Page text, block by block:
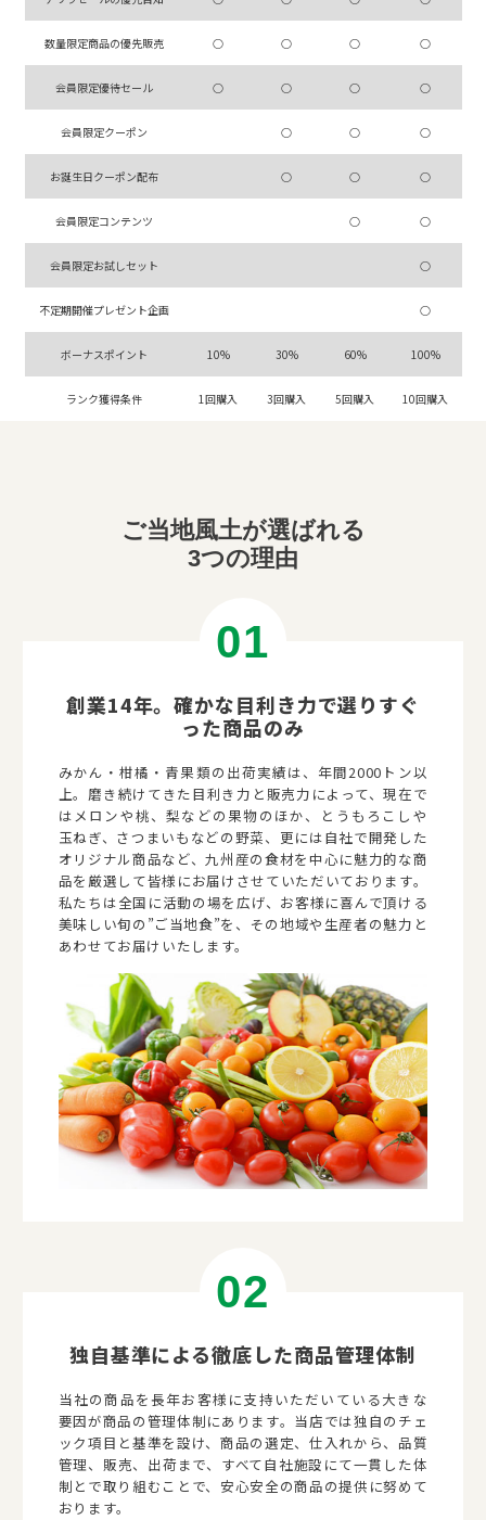
数量限定商品の優先販売 ○ ○ ○ ○
会員限定優待セール ○ ○ ○ ○
会員限定クーポン ○ ○ ○
お誕生日クーポン配布 ○ ○ ○
会員限定コンテンツ ○ ○
会員限定お試しセット ○
不定期開催プレゼント企画 ○
ボーナスポイント 10% 30% 60% 100%
ランク獲得条件 1回購入 3回購入 5回購入 10回購入
ご当地風土が選ばれる
3つの理由
創業14年。確かな目利き力で選りすぐ
った商品のみ
みかん・柑橘・青果類の出荷実績は、年間2000トン以
上。磨き続けてきた目利き力と販売力によって、現在で
はメロンや桃、梨などの果物のほか、とうもろこしや
玉ねぎ、さつまいもなどの野菜、更には自社で開発した
オリジナル商品など、九州産の食材を中心に魅力的な商
品を厳選して皆様にお届けさせていただいております。
私たちは全国に活動の場を広げ、お客様に喜んで頂ける
美味しい旬の”ご当地食”を、その地域や生産者の魅力と
あわせてお届けいたします。
独自基準による徹底した商品管理体制
当社の商品を長年お客様に支持いただいている大きな
要因が商品の管理体制にあります。当店では独自のチェ
ック項目と基準を設け、商品の選定、仕入れから、品質
管理、販売、出荷まで、すべて自社施設にて一貫した体
制とで取り組むことで、安心安全の商品の提供に努めて
おります。